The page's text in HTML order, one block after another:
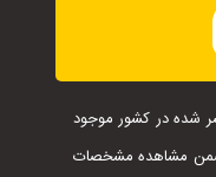
شده در کشور موجود
ضمن مشاهده مشخصات